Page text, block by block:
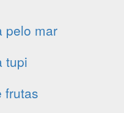
pelo mar
tupi
frutas